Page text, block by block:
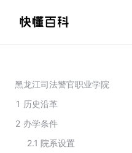
黑龙江司法警官职业学院
1 历史沿革
2 办学条件
2.1 院系设置